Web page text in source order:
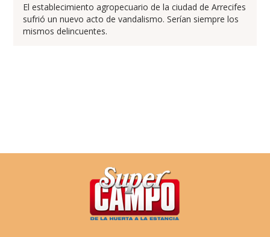
El establecimiento agropecuario de la ciudad de Arrecifes
sufrió un nuevo acto de vandalismo. Serían siempre los
mismos delincuentes.